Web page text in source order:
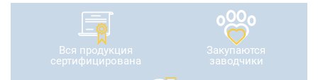
Вся продукция
сертифицирована
Закупаются
заводчики